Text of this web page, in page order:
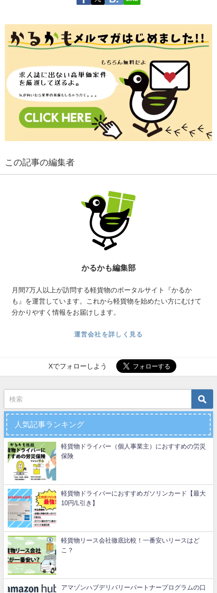
この記事の編集者
かるかも編集部
月間7万人以上が訪問する軽貨物のポータルサイト『かるか
も』を運営しています。これから軽貨物を始めたい方にむけて
分かりやすく情報をお届けします。
運営会社を詳しく見る
Xでフォローしよう
人気記事ランキング
軽貨物ドライバー（個人事業主）におすすめの労災
保険
軽貨物ドライバーにおすすめガソリンカード【最大
10円/L引き】
軽貨物リース会社徹底比較！一番安いリースはど
こ？
アマゾンハブデリバリーパートナープログラムの口